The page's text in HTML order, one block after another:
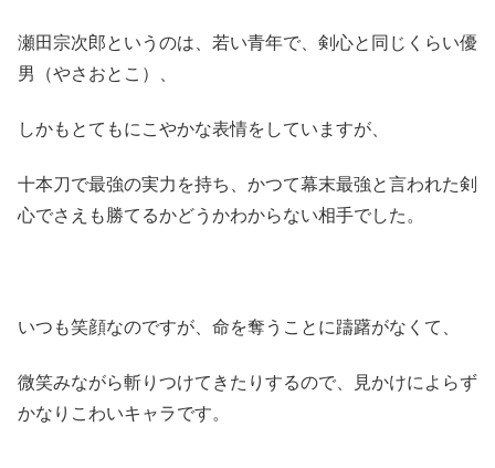
瀬田宗次郎というのは、若い青年で、剣心と同じくらい優
男（やさおとこ）、
しかもとてもにこやかな表情をしていますが、
十本刀で最強の実力を持ち、かつて幕末最強と言われた剣
心でさえも勝てるかどうかわからない相手でした。
いつも笑顔なのですが、命を奪うことに躊躇がなくて、
微笑みながら斬りつけてきたりするので、見かけによらず
かなりこわいキャラです。